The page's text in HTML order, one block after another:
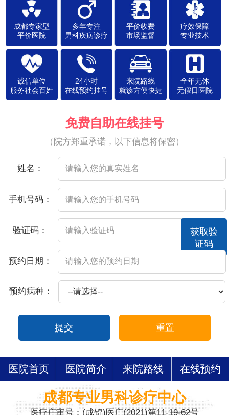
成都专家型
平价医院
多年专注
男科疾病诊疗
平价收费
市场监督
疗效保障
专业技术
诚信单位
服务社会百姓
24小时
在线预约挂号
来院路线
就诊方便快捷
全年无休
无假日医院
免费自助在线挂号
（院方郑重承诺，以下信息将保密）
姓名：
手机号码：
验证码：
获取验
证码
预约日期：
预约病种：
提交 重置
医院首页 医院简介 来院路线 在线预约
成都专业男科诊疗中心
医疗广审号：(成锦)医广(2021)第11-19-62号